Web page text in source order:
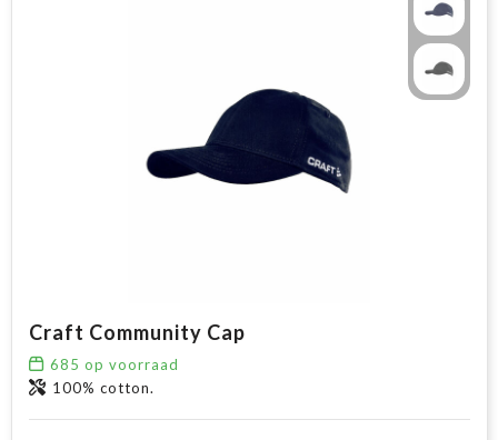
Craft Community Cap
685 op voorraad
100% cotton.